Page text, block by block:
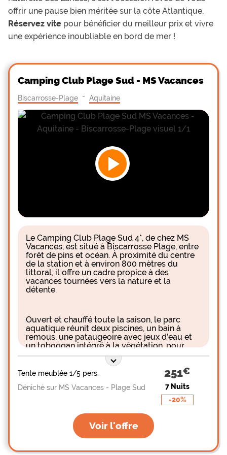
offrir une pause bien méritée sur la côte Atlantique.
Réservez vite pour bénéficier du meilleur prix et vivre
une expérience inoubliable en bord de mer !
Camping Club Plage Sud - MS Vacances
Biscarrosse-Plage - Aquitaine
Le Camping Club Plage Sud 4*, de chez MS
Vacances, est situé à Biscarrosse Plage, entre
forêt de pins et océan. À proximité du centre
de la station et à environ 800 mètres du
littoral, il offre un cadre propice à des
vacances tournées vers la nature et la
détente.
Ouvert et chauffé toute la saison, le parc
aquatique réunit deux piscines, un bain à
remous, une pataugeoire avec jeux d’eau et
un toboggan intégré à la végétation, pour
profiter de moments de baignade dans un
environnement verdoyant.
L’Espace Bien-Être permet de s’accorder une
pause avec massages, soins esthétiques et
Des animations sportives, ludiques et festives
sont proposées tout au long de la saison,
Tente meublée 1/5 pers.
Déniché sur MS Vacances - Plage Sud
251
7 Nuits
-20%
Voir l'offre